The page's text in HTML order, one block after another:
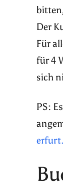
Der
Für
für 4
sich
PS: